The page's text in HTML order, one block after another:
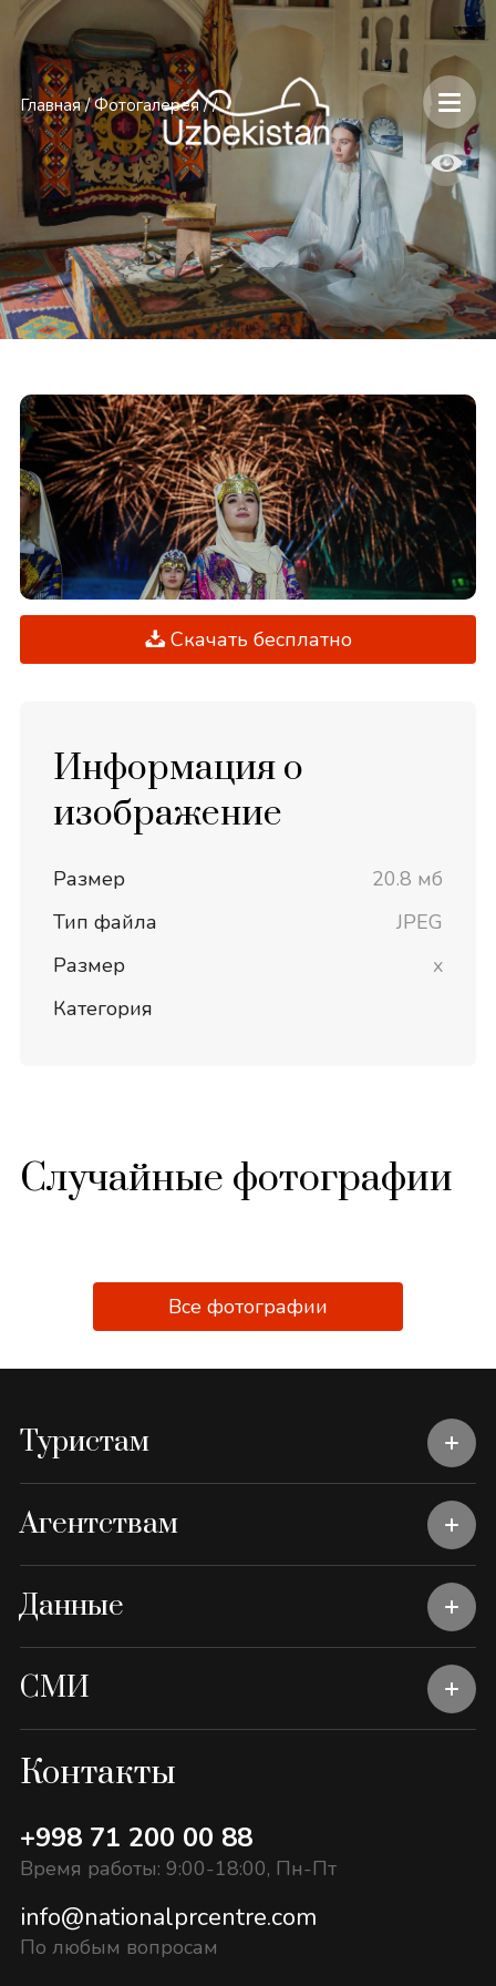
Главная / Фотогалерея / /
Скачать бесплатно
Информация о
изображение
Размер
20.8 мб
Тип файла
JPEG
Размер
x
Категория
Случайные фотографии
Все фотографии
Туристам
Агентствам
Данные
СМИ
Контакты
+998 71 200 00 88
Время работы: 9:00-18:00, Пн-Пт
info@nationalprcentre.com
По любым вопросам